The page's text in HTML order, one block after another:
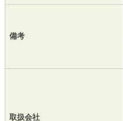
備考
取扱会社